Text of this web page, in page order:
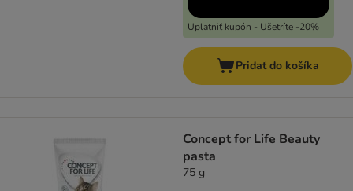
Uplatniť kupón - Ušetríte -20%
Pridať do košíka
Concept for Life Beauty
pasta
75 g